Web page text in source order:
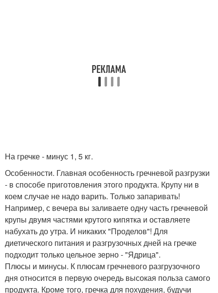
На гречке - минус 1, 5 кг.
Особенности. Главная особенность гречневой разгрузки
- в способе приготовления этого продукта. Крупу ни в
коем случае не надо варить. Только запаривать!
Например, с вечера вы заливаете одну часть гречневой
крупы двумя частями крутого кипятка и оставляете
набухать до утра. И никаких "Проделов"! Для
диетического питания и разгрузочных дней на гречке
подходит только цельное зерно - "Ядрица".
Плюсы и минусы. К плюсам гречневого разгрузочного
дня относится в первую очередь высокая польза самого
продукта. Кроме того, гречка для похудения, будучи